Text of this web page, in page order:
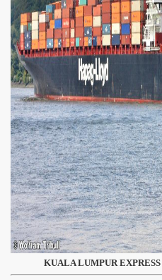
KUALA LUMPUR EXPRESS